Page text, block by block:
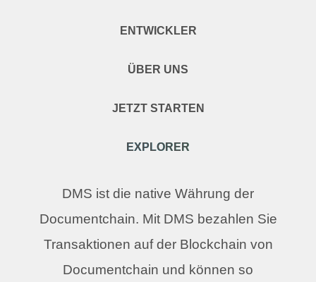
ENTWICKLER
ÜBER UNS
JETZT STARTEN
EXPLORER
DMS ist die native Währung der
Documentchain. Mit DMS bezahlen Sie
Transaktionen auf der Blockchain von
Documentchain und können so